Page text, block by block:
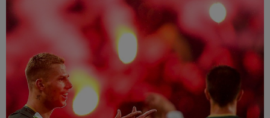
Hírek
Labdarúgás
Szakosztályok